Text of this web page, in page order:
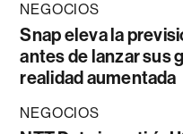
NEGOCIOS
Snap eleva la
antes de lanzar sus
realidad aumentada
NEGOCIOS